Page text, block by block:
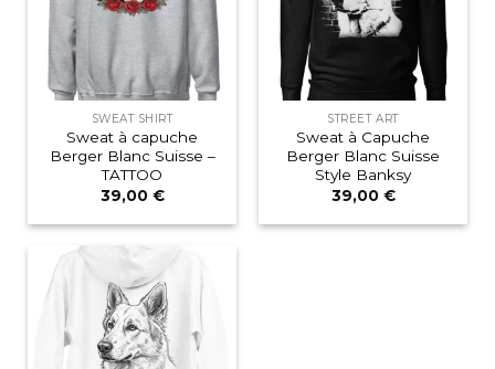
SWEAT SHIRT
Sweat à capuche
Berger Blanc Suisse –
TATTOO
39,00 €
STREET ART
Sweat à Capuche
Berger Blanc Suisse
Style Banksy
39,00 €